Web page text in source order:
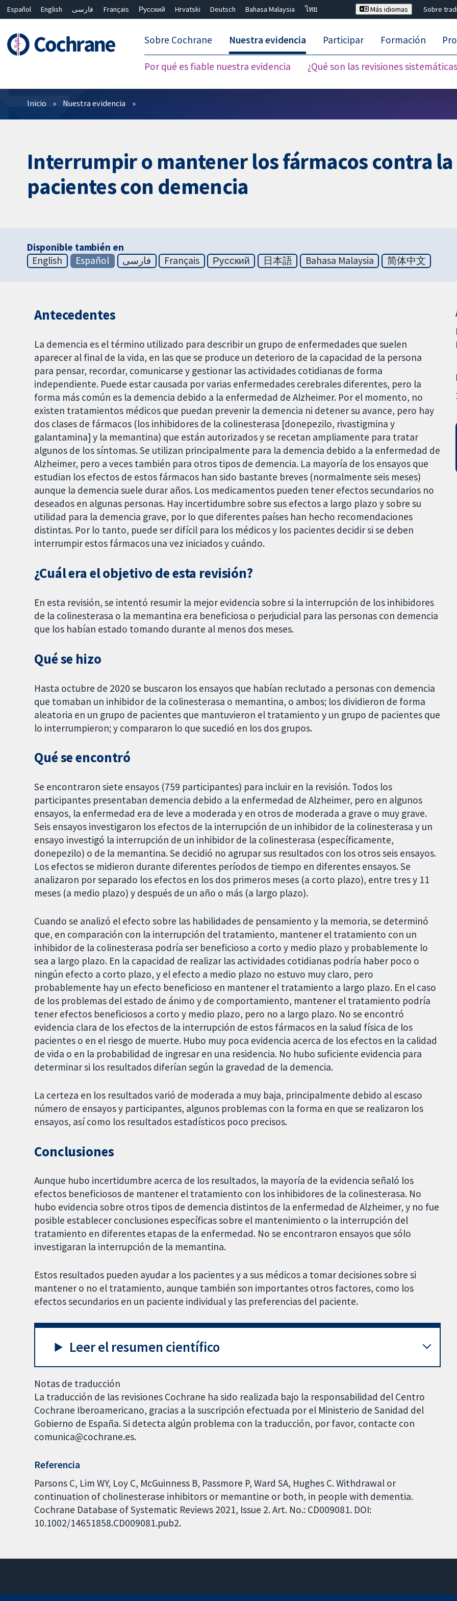
Español English فارسی Français Русский Hrvatski Deutsch Bahasa Malaysia
ไทย
Más idiomas Sobre
Sobre Cochrane Nuestra evidencia
Por qué es fiable nuestra evidencia ¿Qué son las revisiones
Participar Formación
Filtros
Inicio Nuestra evidencia
Interrumpir o mantener los fármacos contra la
pacientes con demencia
Disponible también en
English
Español فارسی Français Русский 日本語 Bahasa Malaysia 简体中文
Antecedentes
La demencia es el término utilizado para describir un grupo de enfermedades que suelen
aparecer al final de la vida, en las que se produce un deterioro de la capacidad de la persona
para pensar, recordar, comunicarse y gestionar las actividades cotidianas de forma
independiente. Puede estar causada por varias enfermedades cerebrales diferentes, pero la
forma más común es la demencia debido a la enfermedad de Alzheimer. Por el momento, no
existen tratamientos médicos que puedan prevenir la demencia ni detener su avance, pero hay
dos clases de fármacos (los inhibidores de la colinesterasa [donepezilo, rivastigmina y
galantamina] y la memantina) que están autorizados y se recetan ampliamente para tratar
algunos de los síntomas. Se utilizan principalmente para la demencia debido a la enfermedad de
Alzheimer, pero a veces también para otros tipos de demencia. La mayoría de los ensayos que
estudian los efectos de estos fármacos han sido bastante breves (normalmente seis meses)
aunque la demencia suele durar años. Los medicamentos pueden tener efectos secundarios no
deseados en algunas personas. Hay incertidumbre sobre sus efectos a largo plazo y sobre su
utilidad para la demencia grave, por lo que diferentes países han hecho recomendaciones
distintas. Por lo tanto, puede ser difícil para los médicos y los pacientes decidir si se deben
interrumpir estos fármacos una vez iniciados y cuándo.
¿Cuál era el objetivo de esta revisión?
En esta revisión, se intentó resumir la mejor evidencia sobre si la interrupción de los inhibidores
de la colinesterasa o la memantina era beneficiosa o perjudicial para las personas con demencia
que los habían estado tomando durante al menos dos meses.
Qué se hizo
Hasta octubre de 2020 se buscaron los ensayos que habían reclutado a personas con demencia
que tomaban un inhibidor de la colinesterasa o memantina, o ambos; los dividieron de forma
aleatoria en un grupo de pacientes que mantuvieron el tratamiento y un grupo de pacientes que
lo interrumpieron; y compararon lo que sucedió en los dos grupos.
Qué se encontró
Se encontraron siete ensayos (759 participantes) para incluir en la revisión. Todos los
participantes presentaban demencia debido a la enfermedad de Alzheimer, pero en algunos
ensayos, la enfermedad era de leve a moderada y en otros de moderada a grave o muy grave.
Seis ensayos investigaron los efectos de la interrupción de un inhibidor de la colinesterasa y un
ensayo investigó la interrupción de un inhibidor de la colinesterasa (específicamente,
donepezilo) o de la memantina. Se decidió no agrupar sus resultados con los otros seis ensayos.
Los efectos se midieron durante diferentes períodos de tiempo en diferentes ensayos. Se
analizaron por separado los efectos en los dos primeros meses (a corto plazo), entre tres y 11
meses (a medio plazo) y después de un año o más (a largo plazo).
Cuando se analizó el efecto sobre las habilidades de pensamiento y la memoria, se determinó
que, en comparación con la interrupción del tratamiento, mantener el tratamiento con un
inhibidor de la colinesterasa podría ser beneficioso a corto y medio plazo y probablemente lo
sea a largo plazo. En la capacidad de realizar las actividades cotidianas podría haber poco o
ningún efecto a corto plazo, y el efecto a medio plazo no estuvo muy claro, pero
probablemente hay un efecto beneficioso en mantener el tratamiento a largo plazo. En el caso
de los problemas del estado de ánimo y de comportamiento, mantener el tratamiento podría
tener efectos beneficiosos a corto y medio plazo, pero no a largo plazo. No se encontró
evidencia clara de los efectos de la interrupción de estos fármacos en la salud física de los
pacientes o en el riesgo de muerte. Hubo muy poca evidencia acerca de los efectos en la calidad
de vida o en la probabilidad de ingresar en una residencia. No hubo suficiente evidencia para
determinar si los resultados diferían según la gravedad de la demencia.
La certeza en los resultados varió de moderada a muy baja, principalmente debido al escaso
número de ensayos y participantes, algunos problemas con la forma en que se realizaron los
ensayos, así como los resultados estadísticos poco precisos.
Conclusiones
Aunque hubo incertidumbre acerca de los resultados, la mayoría de la evidencia señaló los
efectos beneficiosos de mantener el tratamiento con los inhibidores de la colinesterasa. No
hubo evidencia sobre otros tipos de demencia distintos de la enfermedad de Alzheimer, y no fue
posible establecer conclusiones específicas sobre el mantenimiento o la interrupción del
tratamiento en diferentes etapas de la enfermedad. No se encontraron ensayos que sólo
investigaran la interrupción de la memantina.
Estos resultados pueden ayudar a los pacientes y a sus médicos a tomar decisiones sobre si
mantener o no el tratamiento, aunque también son importantes otros factores, como los
efectos secundarios en un paciente individual y las preferencias del paciente.
Leer el resumen científico
Notas de traducción
La traducción de las revisiones Cochrane ha sido realizada bajo la responsabilidad del Centro
Cochrane Iberoamericano, gracias a la suscripción efectuada por el Ministerio de Sanidad del
Gobierno de España. Si detecta algún problema con la traducción, por favor, contacte con
comunica@cochrane.es.
Referencia
Parsons C, Lim WY, Loy C, McGuinness B, Passmore P, Ward SA, Hughes C. Withdrawal or
continuation of cholinesterase inhibitors or memantine or both, in people with dementia.
Cochrane Database of Systematic Reviews 2021, Issue 2. Art. No.: CD009081. DOI:
10.1002/14651858.CD009081.pub2.